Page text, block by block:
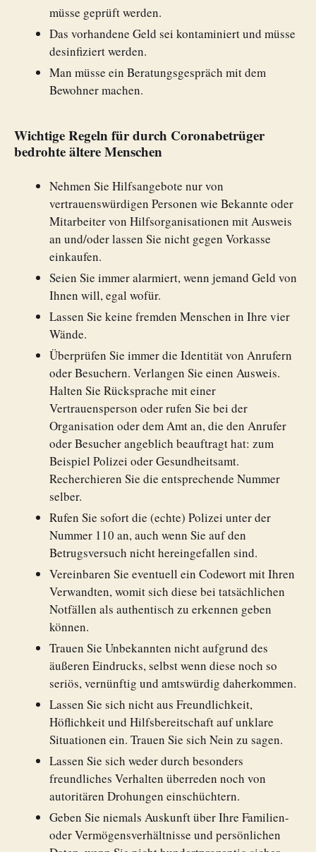
müsse geprüft werden.
Das vorhandene Geld sei kontaminiert und müsse
desinfiziert werden.
Man müsse ein Beratungsgespräch mit dem
Bewohner machen.
Wichtige Regeln für durch Coronabetrüger
bedrohte ältere Menschen
Nehmen Sie Hilfsangebote nur von
vertrauenswürdigen Personen wie Bekannte oder
Mitarbeiter von Hilfsorganisationen mit Ausweis
an und/oder lassen Sie nicht gegen Vorkasse
einkaufen.
Seien Sie immer alarmiert, wenn jemand Geld von
Ihnen will, egal wofür.
Lassen Sie keine fremden Menschen in Ihre vier
Wände.
Überprüfen Sie immer die Identität von Anrufern
oder Besuchern. Verlangen Sie einen Ausweis.
Halten Sie Rücksprache mit einer
Vertrauensperson oder rufen Sie bei der
Organisation oder dem Amt an, die den Anrufer
oder Besucher angeblich beauftragt hat: zum
Beispiel Polizei oder Gesundheitsamt.
Recherchieren Sie die entsprechende Nummer
selber.
Rufen Sie sofort die (echte) Polizei unter der
Nummer 110 an, auch wenn Sie auf den
Betrugsversuch nicht hereingefallen sind.
Vereinbaren Sie eventuell ein Codewort mit Ihren
Verwandten, womit sich diese bei tatsächlichen
Notfällen als authentisch zu erkennen geben
können.
Trauen Sie Unbekannten nicht aufgrund des
äußeren Eindrucks, selbst wenn diese noch so
seriös, vernünftig und amtswürdig daherkommen.
Lassen Sie sich nicht aus Freundlichkeit,
Höflichkeit und Hilfsbereitschaft auf unklare
Situationen ein. Trauen Sie sich Nein zu sagen.
Lassen Sie sich weder durch besonders
freundliches Verhalten überreden noch von
autoritären Drohungen einschüchtern.
Geben Sie niemals Auskunft über Ihre Familien-
oder Vermögensverhältnisse und persönlichen